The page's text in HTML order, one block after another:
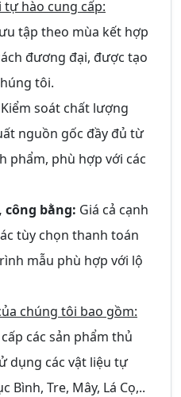
tự hào cung cấp:
tập theo mùa kết hợp
đương đại, được tạo
tôi.
Kiểm soát chất lượng
nguồn gốc đầy đủ từ
phẩm, phù hợp với các
bằng: Giá cả cạnh
tùy chọn thanh toán
mẫu phù hợp với lộ
chúng tôi bao gồm:
các sản phẩm thủ
dụng các vật liệu tự
Bình, Tre, Mây, Lá Cọ,..